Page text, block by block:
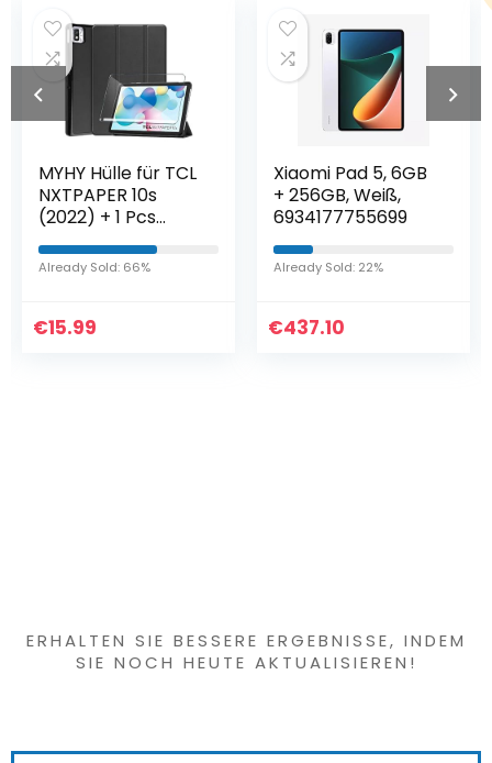
MYHY Hülle für TCL
NXTPAPER 10s
(2022) + 1 Pcs
Schutzfolie für TCL
NXTPAPER 10s hülle
– Flip Case Cover
Already Sold: 66%
€15.99
Xiaomi Pad 5, 6GB
+ 256GB, Weiß,
6934177755699
Already Sold: 22%
€437.10
ERHALTEN SIE BESSERE ERGEBNISSE, INDEM
SIE NOCH HEUTE AKTUALISIEREN!